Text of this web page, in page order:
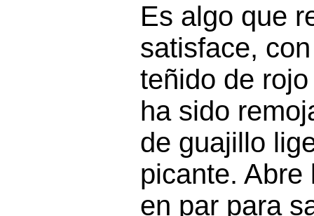
Es algo que
satisface,
teñido de
ha sido
de guajillo
picante. Abre
en par para